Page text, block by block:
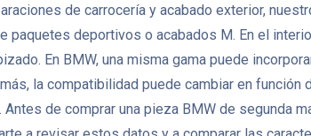
de carrocería y acabado exterior,
deportivos o acabados M. En el
En BMW, una misma gama puede
la compatibilidad puede cambiar en
de comprar una pieza BMW de segunda